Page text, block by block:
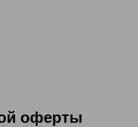
оферты